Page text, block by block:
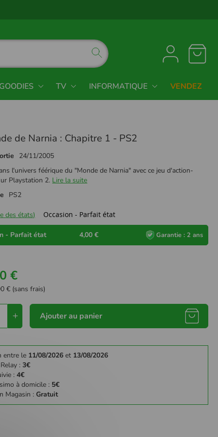
TV INFORMATIQUE VENDEZ
de Narnia : Chapitre 1 - PS2
24/11/2005
l'univers féérique du "Monde de Narnia" avec ce jeu d'action-
Playstation 2. Lire la suite
PS2
des états) Occasion - Parfait état
- Parfait état 4,00 € Garantie : 2 ans
€
€ (sans frais)
Ajouter au panier
entre le 11/08/2026 et 13/08/2026
:3€
:4€
à domicile : 5€
Magasin :Gratuit